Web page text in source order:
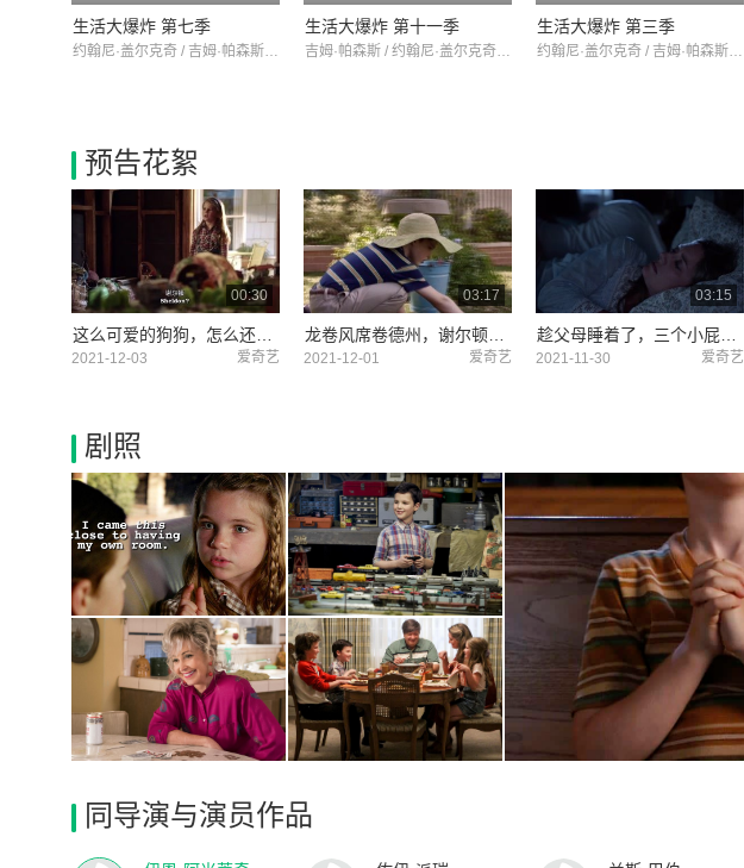
生活大爆炸 第七季
约翰尼·盖尔克奇 / 吉姆·帕森斯 / 凯莉·库柯
生活大爆炸 第十一季
吉姆·帕森斯 / 约翰尼·盖尔克奇 / 凯莉·库柯
生活大爆炸 第三季
约翰尼·盖尔克奇 / 吉姆·帕森斯 / 凯莉·库柯
预告花絮
00:30
2021-12-03 爱奇艺
03:17
2021-12-01 爱奇艺
03:15
2021-11-30 爱奇艺
剧照
同导演与演员作品